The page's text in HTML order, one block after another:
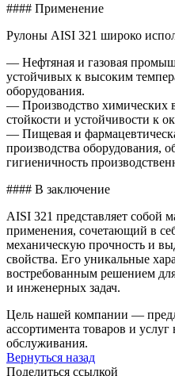
#### Применение
Рулоны AISI 321 широко
— Нефтяная и газовая
устойчивых к высоким
оборудования.
— Производство химических
стойкости и устойчивости к
— Пищевая и
производства оборудования,
гигиеничность
#### В заключение
AISI 321 представляет собой
применения, сочетающий в
механическую прочность и
свойства. Его уникальные
востребованным решением
и инженерных задач.
Цель нашей компании —
ассортимента товаров и
обслуживания.
Вернуться назад
Поделиться ссылкой